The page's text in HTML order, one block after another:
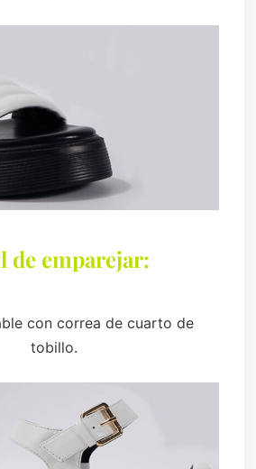
de emparejar:
con correa de cuarto de
tobillo.